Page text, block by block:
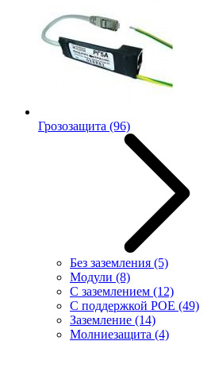
Грозозащита (96)
Без заземления (5)
Модули (8)
С заземлением (12)
С поддержкой POE (49)
Заземление (14)
Молниезащита (4)